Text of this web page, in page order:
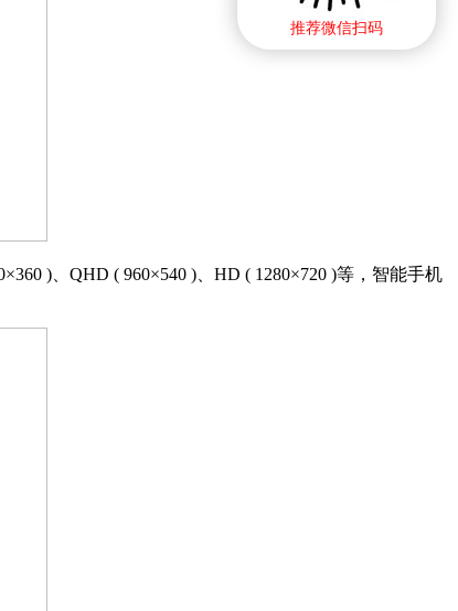
推荐微信扫码
)、QHD ( 960×540 )、HD ( 1280×720 )等，智能手机